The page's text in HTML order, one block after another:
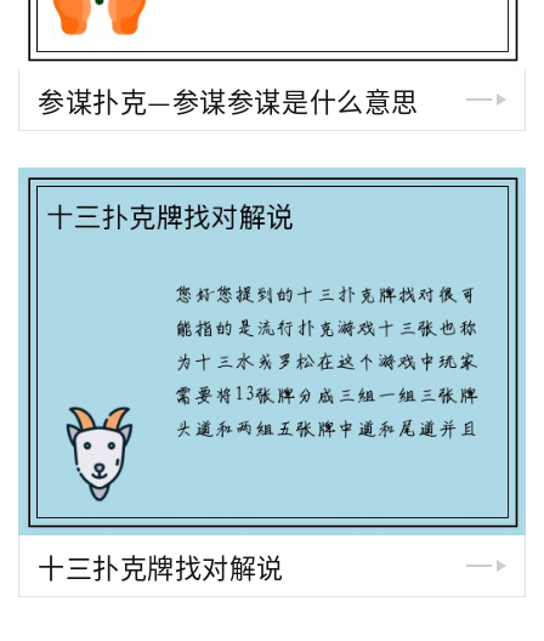
参谋扑克—参谋参谋是什么意思
十三扑克牌找对解说